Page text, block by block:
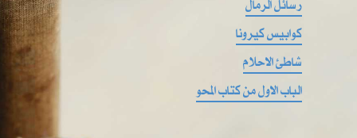
كوابيس كيرونا
شاطئ الاحلام
الباب الاول من كتاب المحو